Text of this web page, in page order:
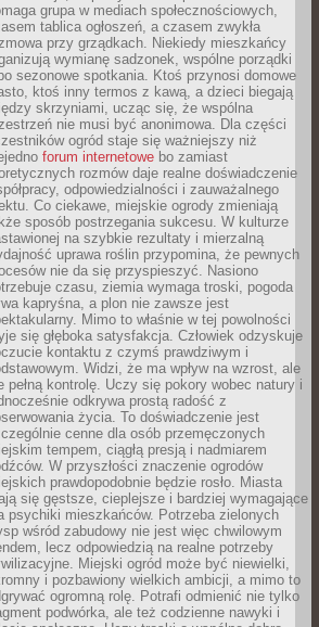
grupa w mediach społecznościowych,
tablica ogłoszeń, a czasem zwykła
przy grządkach. Niekiedy mieszkańcy
wymianę sadzonek, wspólne porządki
sezonowe spotkania. Ktoś przynosi domowe
ktoś inny termos z kawą, a dzieci biegają
skrzyniami, ucząc się, że wspólna
nie musi być anonimowa. Dla części
ogród staje się ważniejszy niż
forum internetowe bo zamiast
rozmów daje realne doświadczenie
odpowiedzialności i zauważalnego
Co ciekawe, miejskie ogrody zmieniają
sposób postrzegania sukcesu. W kulturze
na szybkie rezultaty i mierzalną
uprawa roślin przypomina, że pewnych
nie da się przyspieszyć. Nasiono
czasu, ziemia wymaga troski, pogoda
kapryśna, a plon nie zawsze jest
Mimo to właśnie w tej powolności
się głęboka satysfakcja. Człowiek odzyskuje
kontaktu z czymś prawdziwym i
Widzi, że ma wpływ na wzrost, ale
pełną kontrolę. Uczy się pokory wobec natury i
odkrywa prostą radość z
życia. To doświadczenie jest
cenne dla osób przemęczonych
tempem, ciągłą presją i nadmiarem
W przyszłości znaczenie ogrodów
prawdopodobnie będzie rosło. Miasta
się gęstsze, cieplejsze i bardziej wymagające
psychiki mieszkańców. Potrzeba zielonych
wśród zabudowy nie jest więc chwilowym
lecz odpowiedzią na realne potrzeby
Miejski ogród może być niewielki,
i pozbawiony wielkich ambicji, a mimo to
ogromną rolę. Potrafi odmienić nie tylko
podwórka, ale też codzienne nawyki i